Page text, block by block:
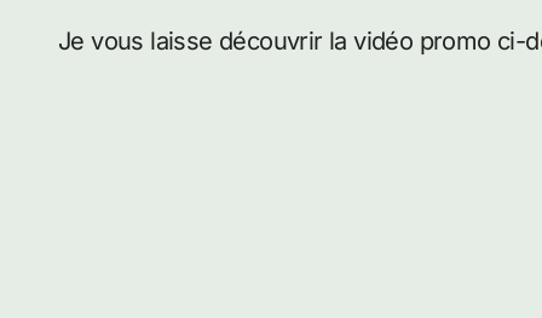
Je vous laisse découvrir la vidéo promo ci-